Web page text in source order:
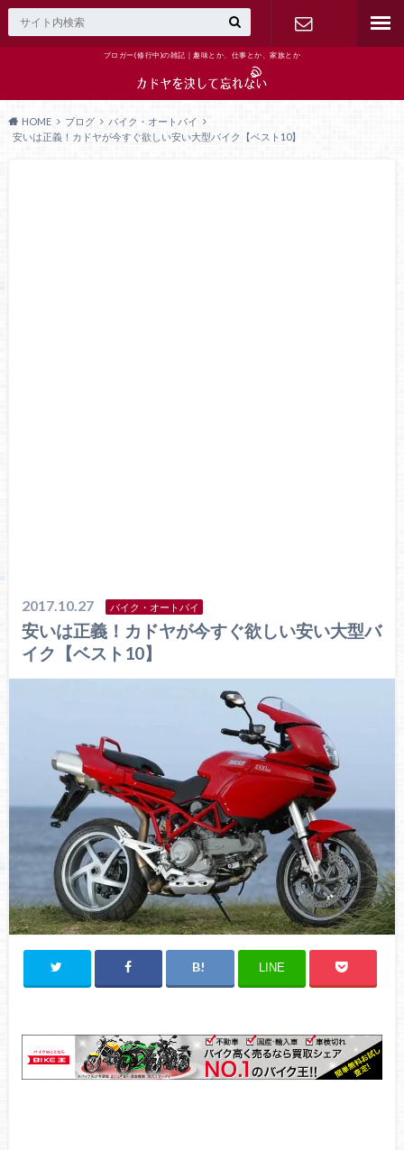
ブロガー(修行中)の雑記｜趣味とか、仕事とか、家族とか
HOME ブログ
バイク・オートバイ
安いは正義！カドヤが今すぐ欲しい安い大型バイク【ベスト10】
2017.10.27 バイク・オートバイ
安いは正義！カドヤが今すぐ欲しい安い大型バ
イク【ベスト10】
LINE